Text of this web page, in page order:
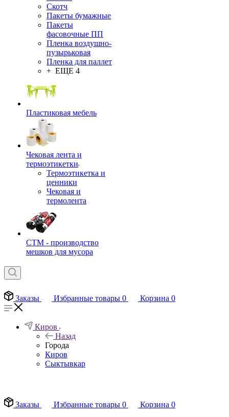
Скотч
Пакеты бумажные
Пакеты
фасовочные ПП
Пленка воздушно-
пузырьковая
Пленка для паллет
+ ЕЩЕ 4
Пластиковая мебель
Чековая лента и
термоэтикетки
Термоэтикетка и
ценники
Чековая и
термолента
СТМ - производство
мешков для мусора
Заказы Избранные товары 0 Корзина 0
Киров
Назад
Города
Киров
Сыктывкар
Заказы
Избранные товары 0 Корзина 0